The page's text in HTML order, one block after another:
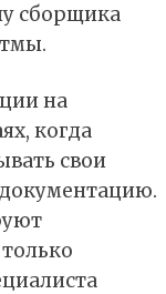
сборщика
на
когда
свои